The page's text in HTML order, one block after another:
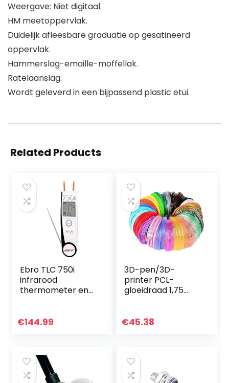
Weergave: Niet digitaal.
HM meetoppervlak.
Duidelijk afleesbare graduatie op gesatineerd
oppervlak.
Hammerslag-emaille-moffellak.
Ratelaanslag.
Wordt geleverd in een bijpassend plastic etui.
Related Products
Ebro TLC 750i
infrarood
thermometer en
2:1-50 tot +250 °C
€144.99
3D-pen/3D-
printer PCL-
gloeidraad 1,75
voet, 30 kleuren,
€45.38